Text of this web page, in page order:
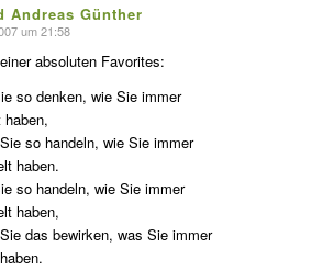
Andreas Günther
um 21:58
absoluten Favorites:
so denken, wie Sie immer
haben,
so handeln, wie Sie immer
haben.
so handeln, wie Sie immer
haben,
das bewirken, was Sie immer